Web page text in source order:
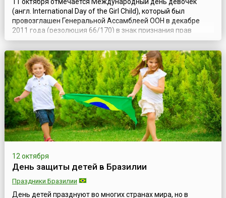
(англ. International Day of the Girl Child), который был
провозглашен Генеральной Ассамблеей ООН в декабре
2011 года (резолюция 66/170) в знак признания прав
девочек.Эта дата призывает сосредоточить внимание на
необходимости решения проблем, с которыми
сталкиваются девочки во всем мире, и поощрять
расширение прав и возможностей девочек и осущест...
12 октября
День защиты детей в Бразилии
Праздники Бразилии
День детей празднуют во многих странах мира, но в